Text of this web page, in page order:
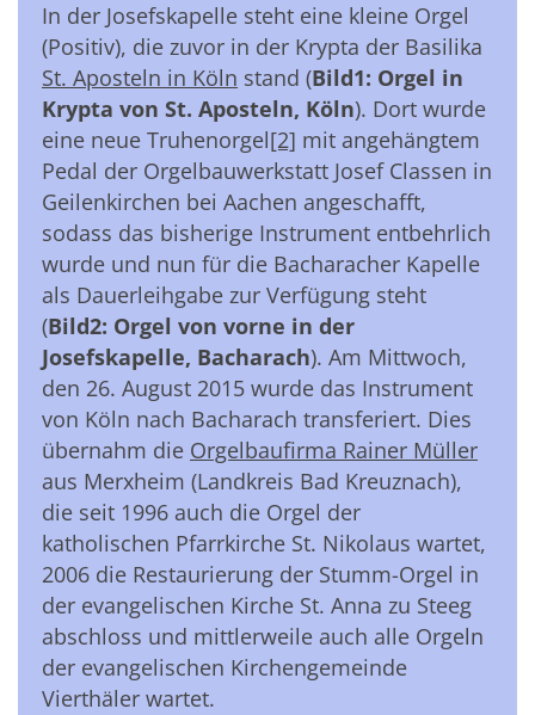
In der Josefskapelle steht eine kleine Orgel
(Positiv), die zuvor in der Krypta der Basilika
St. Aposteln in Köln stand (Bild1: Orgel in
Krypta von St. Aposteln, Köln). Dort wurde
eine neue Truhenorgel[2] mit angehängtem
Pedal der Orgelbauwerkstatt Josef Classen in
Geilenkirchen bei Aachen angeschafft,
sodass das bisherige Instrument entbehrlich
wurde und nun für die Bacharacher Kapelle
als Dauerleihgabe zur Verfügung steht
(Bild2: Orgel von vorne in der
Josefskapelle, Bacharach). Am Mittwoch,
den 26. August 2015 wurde das Instrument
von Köln nach Bacharach transferiert. Dies
übernahm die Orgelbaufirma Rainer Müller
aus Merxheim (Landkreis Bad Kreuznach),
die seit 1996 auch die Orgel der
katholischen Pfarrkirche St. Nikolaus wartet,
2006 die Restaurierung der Stumm-Orgel in
der evangelischen Kirche St. Anna zu Steeg
abschloss und mittlerweile auch alle Orgeln
der evangelischen Kirchengemeinde
Vierthäler wartet.